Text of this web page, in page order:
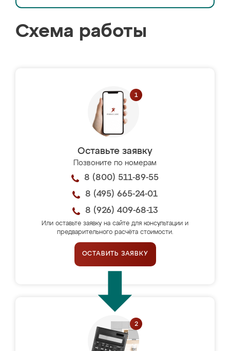
Схема работы
Оставьте заявку
Позвоните по номерам
8 (800) 511-89-55
8 (495) 665-24-01
8 (926) 409-68-13
Или оставьте заявку на сайте для консультации и
предварительного расчёта стоимости.
ОСТАВИТЬ ЗАЯВКУ